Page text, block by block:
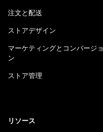
注文と配送
ストアデザイン
マーケティングとコンバージョ
ン
ストア管理
リソース